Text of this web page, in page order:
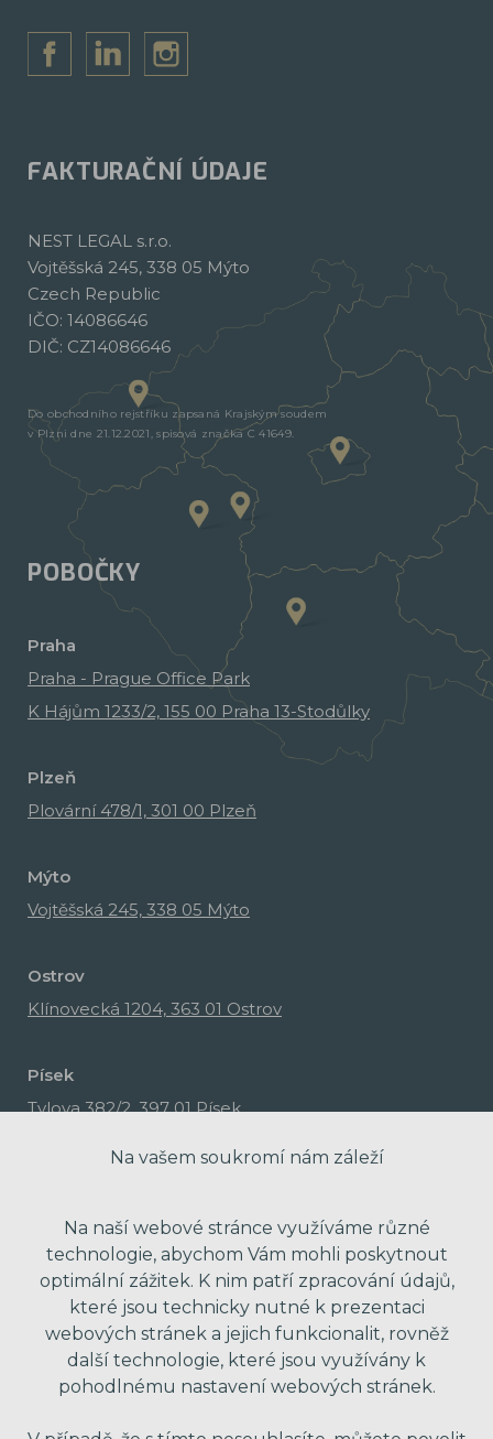
FAKTURAČNÍ ÚDAJE
NEST LEGAL s.r.o.
Vojtěšská 245, 338 05 Mýto
Czech Republic
IČO: 14086646
DIČ: CZ14086646
Do obchodního rejstříku zapsaná Krajským soudem
v Plzni dne 21.12.2021, spisová značka C 41649.
POBOČKY
Praha
Praha - Prague Office Park
K Hájům 1233/2, 155 00 Praha 13-Stodůlky
Plzeň
Plovární 478/1, 301 00 Plzeň
Mýto
Vojtěšská 245, 338 05 Mýto
Ostrov
Klínovecká 1204, 363 01 Ostrov
Písek
Tylova 382/2, 397 01 Písek
Na vašem soukromí nám záleží
Na naší webové stránce využíváme různé
technologie, abychom Vám mohli poskytnout
optimální zážitek. K nim patří zpracování údajů,
které jsou technicky nutné k prezentaci
webových stránek a jejich funkcionalit, rovněž
další technologie, které jsou využívány k
pohodlnému nastavení webových stránek.